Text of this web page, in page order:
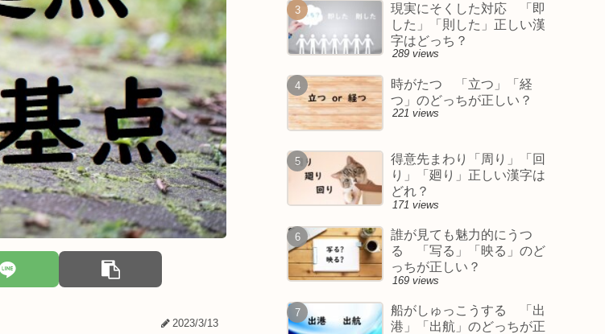
2023/3/13
現実にそくした対応 「即
した」「則した」正しい漢
字はどっち？
289 views
時がたつ 「立つ」「経
つ」のどっちが正しい？
221 views
得意先まわり「周り」「回
り」「廻り」正しい漢字は
どれ？
171 views
誰が見ても魅力的にうつ
る 「写る」「映る」のど
っちが正しい？
169 views
船がしゅっこうする 「出
港」「出航」のどっちが正